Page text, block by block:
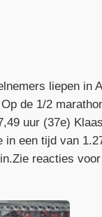
liepen in
de 1/2
uur (37e)
in een tijd van
reacties